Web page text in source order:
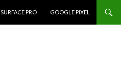
SURFACE PRO GOOGLE PIXEL